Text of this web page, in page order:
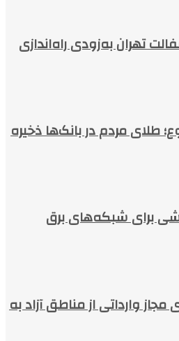
تهران به‌زودی راه‌اندازی
طلای مردم در بانک‌ها ذخیره
برای شبکه‌های برق
وارداتی از مناطق آزاد به